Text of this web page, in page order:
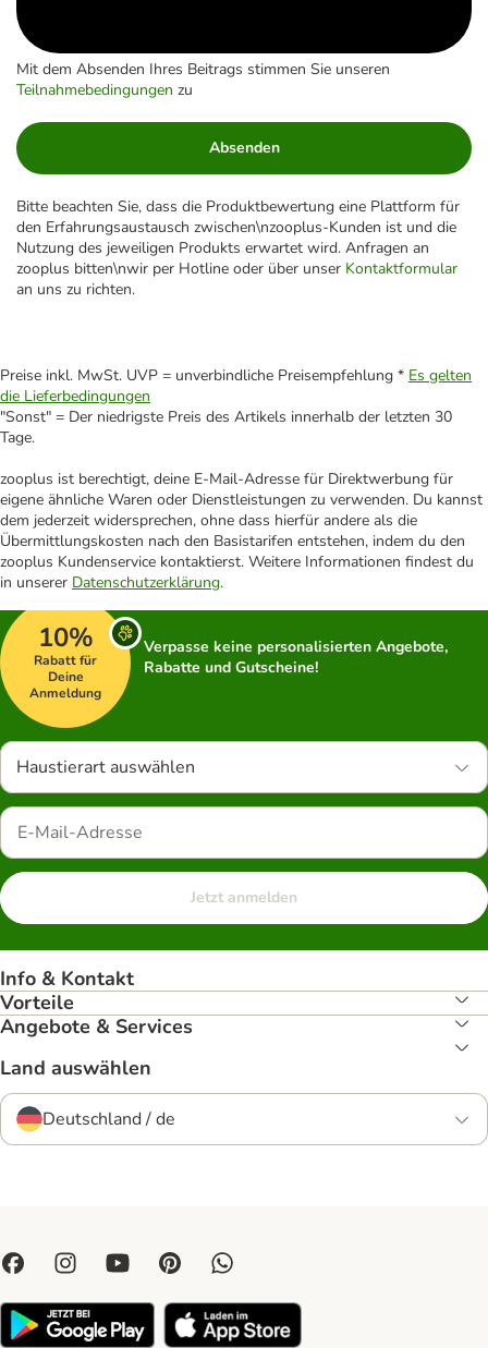
Mit dem Absenden Ihres Beitrags stimmen Sie unseren
Teilnahmebedingungen zu
Absenden
Bitte beachten Sie, dass die Produktbewertung eine Plattform für
den Erfahrungsaustausch zwischen\nzooplus-Kunden ist und die
Nutzung des jeweiligen Produkts erwartet wird. Anfragen an
zooplus bitten\nwir per Hotline oder über unser Kontaktformular
an uns zu richten.
Preise inkl. MwSt. UVP = unverbindliche Preisempfehlung * Es gelten
die Lieferbedingungen
"Sonst" = Der niedrigste Preis des Artikels innerhalb der letzten 30
Tage.
zooplus ist berechtigt, deine E-Mail-Adresse für Direktwerbung für
eigene ähnliche Waren oder Dienstleistungen zu verwenden. Du kannst
dem jederzeit widersprechen, ohne dass hierfür andere als die
Übermittlungskosten nach den Basistarifen entstehen, indem du den
zooplus Kundenservice kontaktierst. Weitere Informationen findest du
in unserer Datenschutzerklärung.
10%
Rabatt für
Deine
Anmeldung
Verpasse keine personalisierten Angebote,
Rabatte und Gutscheine!
Haustierart auswählen
Jetzt anmelden
Info & Kontakt
Vorteile
Angebote & Services
Land auswählen
Deutschland / de